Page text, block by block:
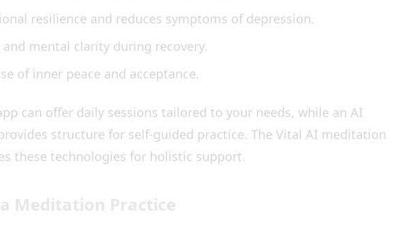
resilience and reduces symptoms of depression.
and mental clarity during recovery.
of inner peace and acceptance.
can offer daily sessions tailored to your needs, while an AI
structure for self-guided practice. The Vital AI meditation
these technologies for holistic support.
Meditation Practice